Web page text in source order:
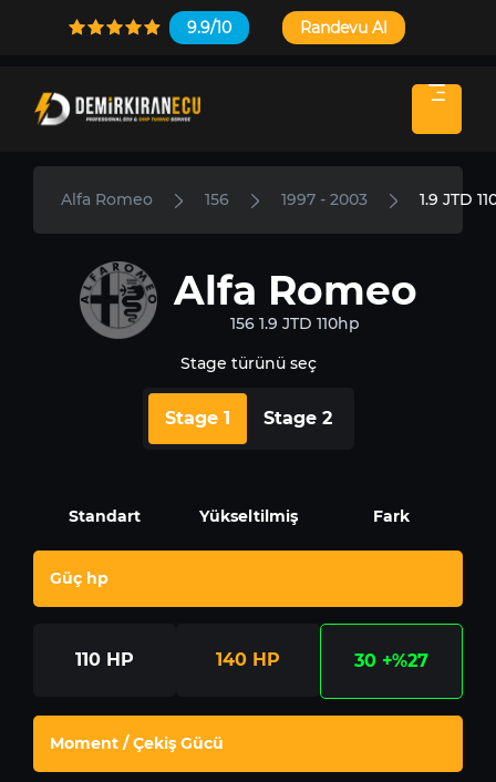
9.9/10 Randevu Al
Alfa Romeo 156 1997 - 2003 1.9 JTD
Alfa Romeo
156 1.9 JTD 110hp
Stage türünü seç
Stage 1 Stage 2
Standart Yükseltilmiş Fark
Güç hp
110 HP 140 HP 30 +%27
Moment / Çekiş Gücü